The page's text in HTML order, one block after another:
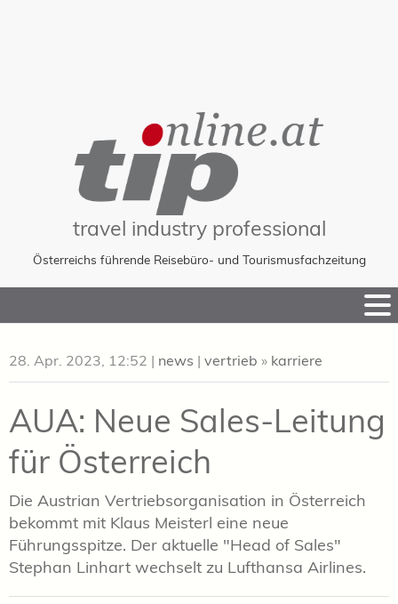
travel industry professional
Österreichs führende Reisebüro- und Tourismusfachzeitung
to
28. Apr. 2023, 12:52 | news | vertrieb » karriere
AUA: Neue Sales-Leitung
für Österreich
Die Austrian Vertriebsorganisation in Österreich
bekommt mit Klaus Meisterl eine neue
Führungsspitze. Der aktuelle "Head of Sales"
Stephan Linhart wechselt zu Lufthansa Airlines.